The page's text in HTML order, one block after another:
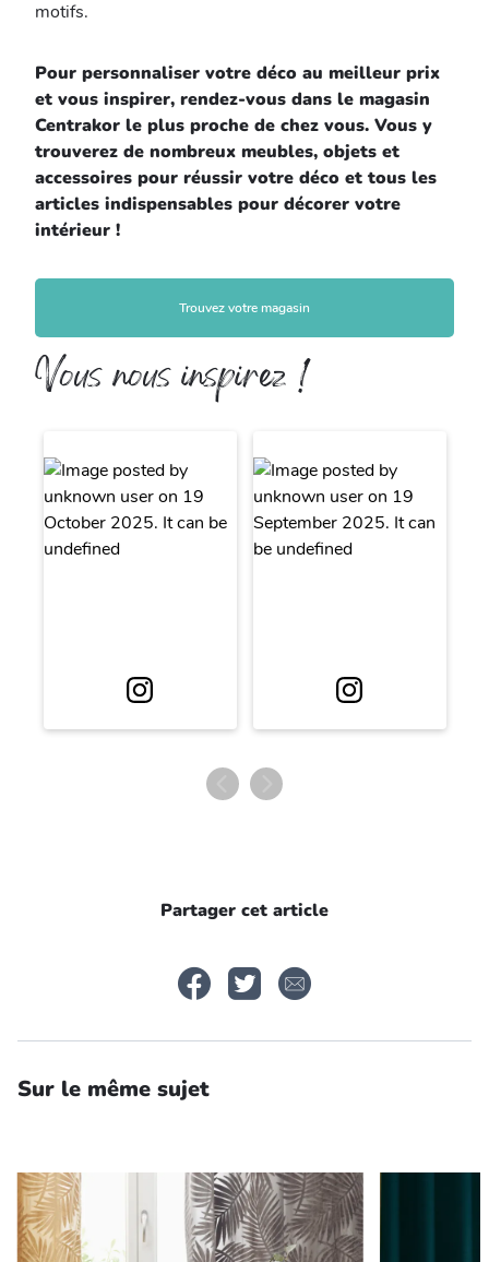
motifs.
Pour personnaliser votre déco au meilleur prix
et vous inspirer, rendez-vous dans le magasin
Centrakor le plus proche de chez vous. Vous y
trouverez de nombreux meubles, objets et
accessoires pour réussir votre déco et tous les
articles indispensables pour décorer votre
intérieur !
Trouvez votre magasin
Vous nous inspirez !
Partager cet article
Sur le même sujet